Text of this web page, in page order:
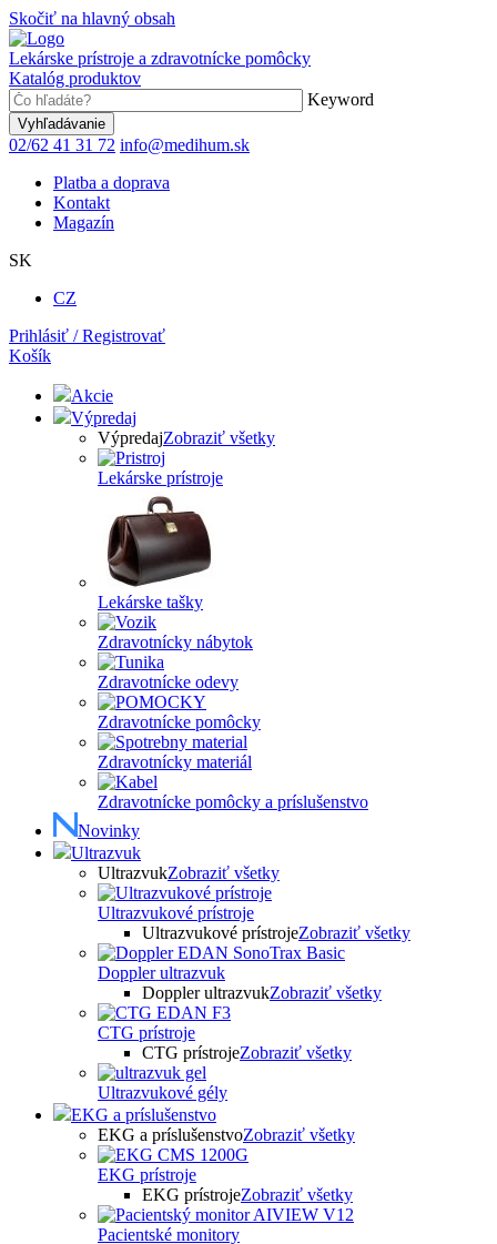
Skočiť na hlavný obsah
Lekárske prístroje a zdravotnícke pomôcky
Katalóg produktov
Keyword
02/62 41 31 72 info@medihum.sk
Platba a doprava
Kontakt
Magazín
SK
CZ
Prihlásiť / Registrovať
Košík
Akcie
Výpredaj
VýpredajZobraziť všetky
Lekárske prístroje
Lekárske tašky
Zdravotnícky nábytok
Zdravotnícke odevy
Zdravotnícke pomôcky
Zdravotnícky materiál
Zdravotnícke pomôcky a príslušenstvo
Novinky
Ultrazvuk
UltrazvukZobraziť všetky
Ultrazvukové prístroje
Ultrazvukové prístrojeZobraziť všetky
Doppler ultrazvuk
Doppler ultrazvukZobraziť všetky
CTG prístroje
CTG prístrojeZobraziť všetky
Ultrazvukové gély
EKG a príslušenstvo
EKG a príslušenstvoZobraziť všetky
EKG prístroje
EKG prístrojeZobraziť všetky
Pacientské monitory